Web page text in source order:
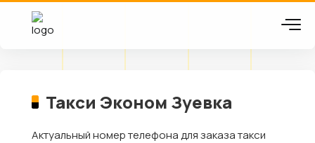
Такси Эконом Зуевка
Актуальный номер телефона для заказа такси